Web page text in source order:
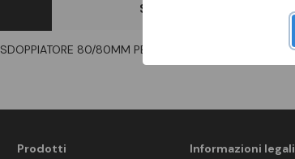
Scheda Tecnica
SDOPPIATORE 80/80MM PER THEMIS
Prodotti Informazioni legali